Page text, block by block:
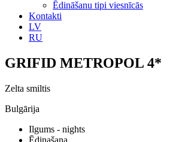
Ēdināšanu tipi viesnīcās
Kontakti
LV
RU
GRIFID METROPOL 4*
Zelta smiltis
Bulgārija
Ilgums - nights
Ēdinašana